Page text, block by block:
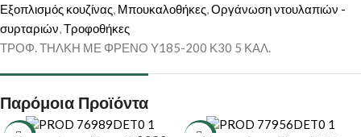
Εξοπλισμός κουζίνας, Μπουκαλοθήκες,Οργάνωση ντουλαπιών -
συρταριών,Τροφοθήκες
ΤΡΟΦ. ΤΗΛΚΗ ΜΕ ΦΡΕΝΟ Υ185-200 Κ30 5 ΚΑΛ.
Παρόμοια Προϊόντα